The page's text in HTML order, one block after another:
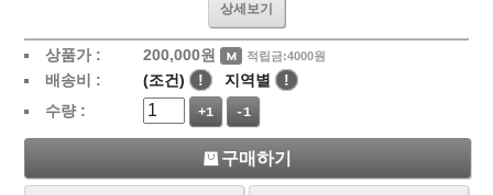
상세보기
상품가 : 200,000원 적립금:4000원
배송비 : (조건) ! 지역별
!
수량 :
+1 -1
구매하기